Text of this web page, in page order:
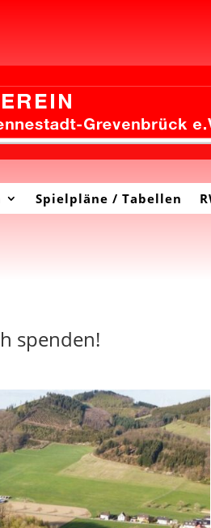
Spielpläne / Tabellen
spenden!